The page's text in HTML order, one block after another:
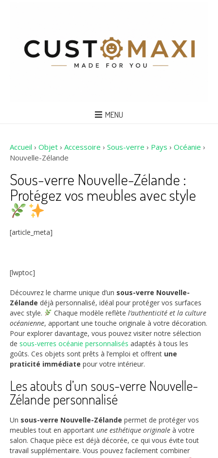
MENU
Accueil › Objet › Accessoire › Sous-verre › Pays › Océanie ›
Nouvelle-Zélande
Sous-verre Nouvelle-Zélande :
Protégez vos meubles avec style
[article_meta]
[lwptoc]
Découvrez le charme unique d’un sous-verre Nouvelle-
Zélande déjà personnalisé, idéal pour protéger vos surfaces
avec style.
Chaque modèle reflète l’authenticité et la culture
océanienne, apportant une touche originale à votre décoration.
Pour explorer davantage, vous pouvez visiter notre sélection
de sous-verres océanie personnalisés adaptés à tous les
goûts. Ces objets sont prêts à l’emploi et offrent une
praticité immédiate pour votre intérieur.
Les atouts d’un sous-verre Nouvelle-
Zélande personnalisé
Un sous-verre Nouvelle-Zélande permet de protéger vos
meubles tout en apportant une esthétique originale à votre
salon. Chaque pièce est déjà décorée, ce qui vous évite tout
travail supplémentaire. Vous pouvez facilement combiner